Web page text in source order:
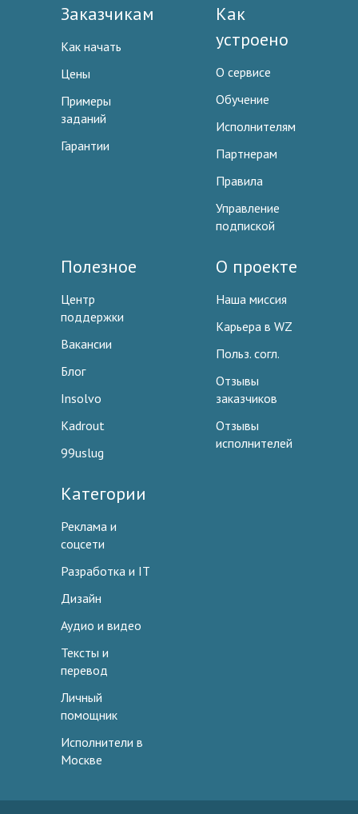
Заказчикам
Как начать
Цены
Примеры
заданий
Гарантии
Как
устроено
О сервисе
Обучение
Исполнителям
Партнерам
Правила
Управление
подпиской
Полезное
Центр
поддержки
Вакансии
Блог
Insolvo
Kadrout
99uslug
О проекте
Наша миссия
Карьера в WZ
Польз. согл.
Отзывы
заказчиков
Отзывы
исполнителей
Категории
Реклама и
соцсети
Разработка и IT
Дизайн
Аудио и видео
Тексты и
перевод
Личный
помощник
Исполнители в
Москве